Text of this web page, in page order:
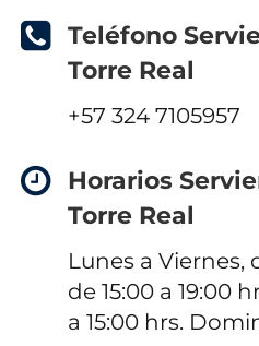
Teléfono
Torre Real
+57 324 7105957
Horarios
Torre Real
Lunes a Viernes,
de 15:00 a 19:00
a 15:00 hrs.